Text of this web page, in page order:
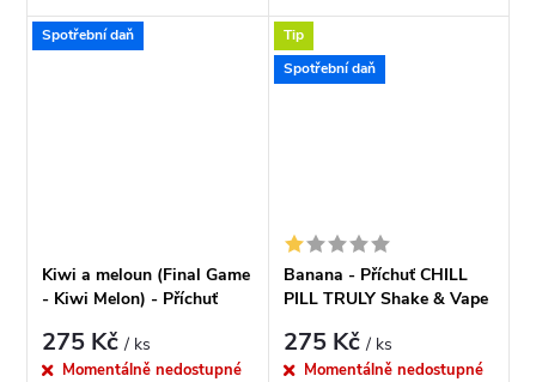
neodolatelných tónů.
Citrony, hrušky, pomeranče,
jablka a další v lahodném
Spotřební daň
Kiwi a meloun (Final Game
- Kiwi Melon) - Příchuť
12ML
275 Kč/ ks
Momentálně nedostupné
Tip
Spotřební daň
Banana - Příchuť CHILL
PILL TRULY Shake & Vape
275 Kč/ ks
Momentálně nedostupné